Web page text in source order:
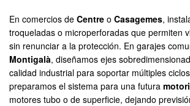
En comercios de Centre o Casagemes,
troqueladas o microperforadas que permiten
sin renunciar a la protección. En garajes
Montigalà, diseñamos ejes
calidad industrial para soportar múltiples
preparamos el sistema para una futura
motores tubo o de superficie, dejando